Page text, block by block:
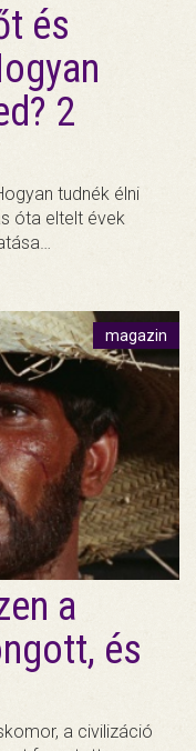
és
2
tudnék élni
óta eltelt évek
magazin
a
és
a civilizáció